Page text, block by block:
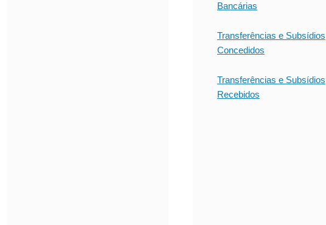
Bancárias
Transferências e Subsídios
Concedidos
Transferências e Subsídios
Recebidos